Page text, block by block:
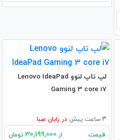
لپ تاپ لنوو Lenovo IdeaPad
Gaming 3 core i7
3 ساعت پیش در رایان صبا
قیمت از تومان